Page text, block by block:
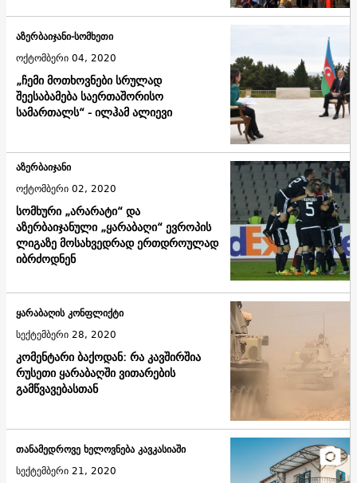
„ჩემი მოთხოვნები სრულად
შეესაბამება საერთაშორისო
სამართალს“ - ილჰამ ალიევი
აზერბაიჯანი-სომხეთი
ოქტომბერი 04, 2020
სომხური „არარატი“ და
აზერბაიჯანული „ყარაბაღი“ ევროპის
ლიგაზე მოსახვედრად ერთდროულად
იბრძოდნენ
აზერბაიჯანი
ოქტომბერი 02, 2020
კომენტარი ბაქოდან: რა კავშირშია
რუსეთი ყარაბაღში ვითარების
გამწვავებასთან
ყარაბაღის კონფლიქტი
სექტემბერი 28, 2020
თანამედროვე ხელოვნება კავკასიაში
სექტემბერი 21, 2020